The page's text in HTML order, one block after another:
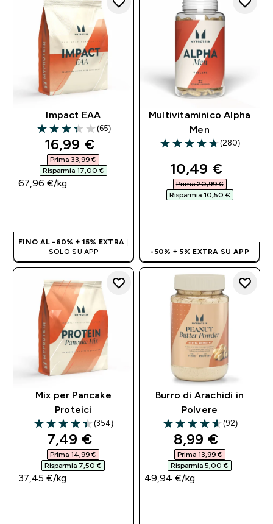
Impact EAA
3.38 out of 5 stars
(65)
discounted price
16,99 €‎
Prima 33,99 €‎
Risparmia 17,00 €‎
67,96 €‎/kg
FINO AL -60% + 15% EXTRA |
SOLO SU APP
Multivitaminico Alpha
Men
4.69 out of 5 stars
(280)
discounted
10,49 €‎
Prima 20,99 €‎
Risparmia 10,50 €‎
-50% + 5% EXTRA SU APP
Mix per Pancake
Proteici
4.44 out of 5 stars
(354)
discounted price
7,49 €‎
Prima 14,99 €‎
Risparmia 7,50 €‎
37,45 €‎/kg
Burro di Arachidi in
Polvere
4.57 out of 5 stars
(92)
discounted
8,99 €‎
Prima 13,99 €‎
Risparmia 5,00 €‎
49,94 €‎/kg